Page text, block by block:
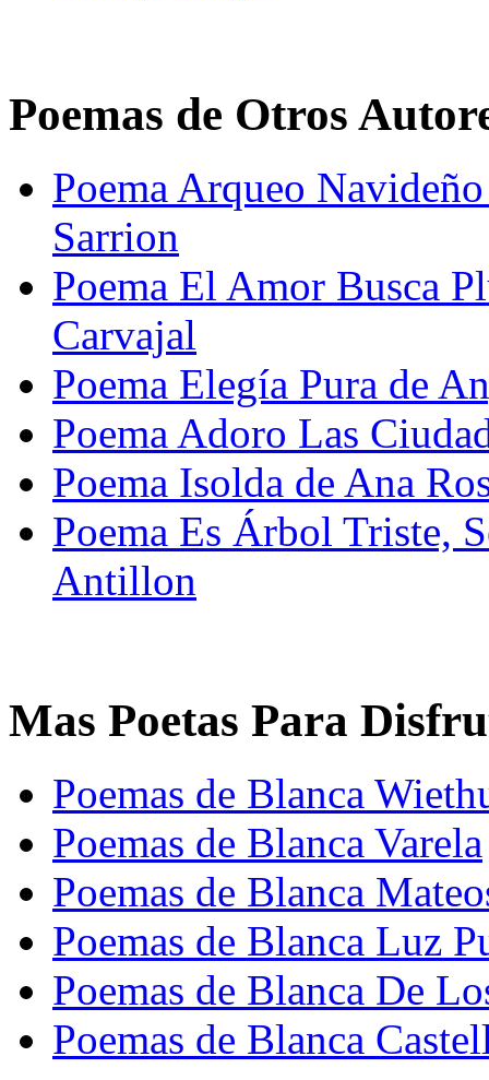
Poemas de Otros
Poema Arqueo
Sarrion
Poema El Amor Busca
Carvajal
Poema Elegía Pura de
Poema Adoro Las
Poema Isolda de Ana
Poema Es Árbol Triste,
Antillon
Mas Poetas Para
Poemas de Blanca
Poemas de Blanca Varela
Poemas de Blanca
Poemas de Blanca Luz
Poemas de Blanca De
Poemas de Blanca